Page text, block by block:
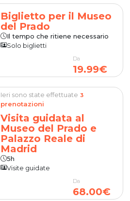
Biglietto per il Museo
del Prado
Il tempo che ritiene necessario
Solo biglietti
Da
19.99€
Ieri sono state effettuate 3
prenotazioni
Visita guidata al
Museo del Prado e
Palazzo Reale di
Madrid
5h
Visite guidate
Da
68.00€